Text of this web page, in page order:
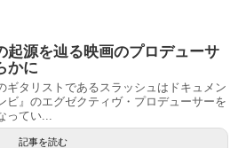
起源を辿る映画のプロデューサ
かに
ギタリストであるスラッシュはドキュメン
ビ』のエグゼクティヴ・プロデューサーを
てい...
記事を読む